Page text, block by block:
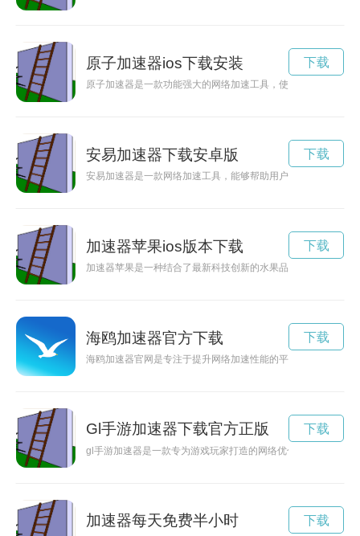
原子加速器ios下载安装
原子加速器是一款功能强大的网络加速工具，使用破解版能够
下载
安易加速器下载安卓版
安易加速器是一款网络加速工具，能够帮助用户快速稳定地访
下载
加速器苹果ios版本下载
加速器苹果是一种结合了最新科技创新的水果品种，具有加速
下载
海鸥加速器官方下载
海鸥加速器官网是专注于提升网络加速性能的平台，提供优质
下载
Gl手游加速器下载官方正版
gl手游加速器是一款专为游戏玩家打造的网络优化工具，能够
下载
加速器每天免费半小时 下载